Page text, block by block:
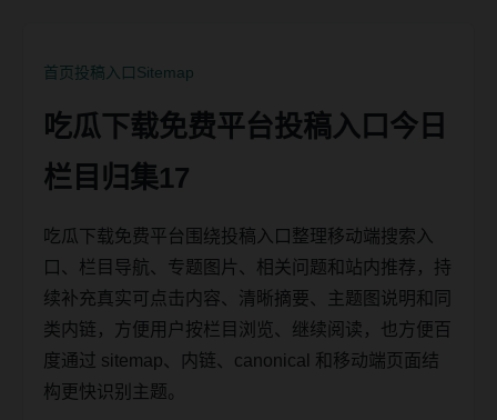
首页投稿入口Sitemap
吃瓜下载免费平台投稿入口今日
栏目归集17
吃瓜下载免费平台围绕投稿入口整理移动端搜索入
口、栏目导航、专题图片、相关问题和站内推荐，持
续补充真实可点击内容、清晰摘要、主题图说明和同
类内链，方便用户按栏目浏览、继续阅读，也方便百
度通过 sitemap、内链、canonical 和移动端页面结
构更快识别主题。